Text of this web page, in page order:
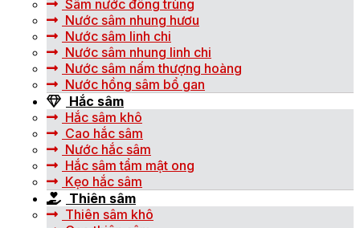
Sâm nước đông trùng
Nước sâm nhung hươu
Nước sâm linh chi
Nước sâm nhung linh chi
Nước sâm nấm thượng hoàng
Nước hồng sâm bổ gan
Hắc sâm
Hắc sâm khô
Cao hắc sâm
Nước hắc sâm
Hắc sâm tẩm mật ong
Kẹo hắc sâm
Thiên sâm
Thiên sâm khô